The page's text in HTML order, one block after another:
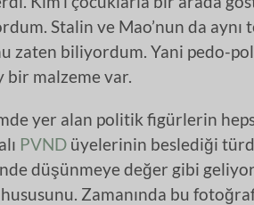
Stalin ve Mao’nun da
zaten biliyordum. Yani pedo-
bir malzeme var.
yer alan politik figürlerin
PVND üyelerinin beslediği
düşünmeye değer gibi
Zamanında bu